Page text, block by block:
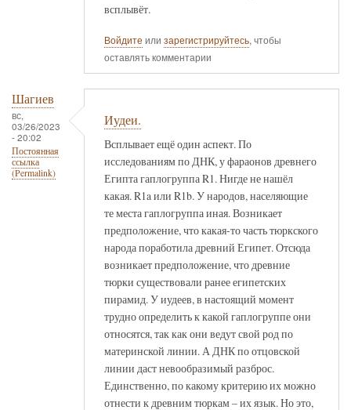
всплывёт.
Войдите или зарегистрируйтесь, чтобы
оставлять комментарии
Шагиев
вс,
03/26/2023
- 20:02
Постоянная
ссылка
(Permalink)
Иудеи.
Всплывает ещё один аспект. По
исследованиям по ДНК, у фараонов древнего
Египта гаплогруппа R1. Нигде не нашёл
какая. R1a или R1b. У народов, населяющие
те места гаплогруппа иная. Возникает
предположение, что какая-то часть тюркского
народа поработила древний Египет. Отсюда
возникает предположение, что древние
тюрки существовали ранее египетских
пирамид. У иудеев, в настоящий момент
трудно определить к какой гаплогруппе они
относятся, так как они ведут свой род по
материнской линии. А ДНК по отцовской
линии даст невообразимый разброс.
Единственно, по какому критерию их можно
отнести к древним тюркам – их язык. Но это,